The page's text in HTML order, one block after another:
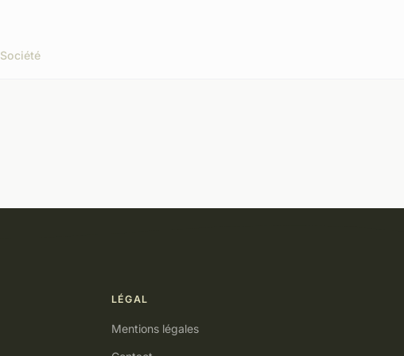
Société
LÉGAL
Mentions légales